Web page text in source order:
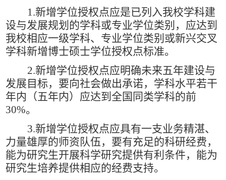
1.新增学位授权点应是已列入我校学科建
设与发展规划的学科或专业学位类别，应达到
我校相应一级学科、专业学位类别或新兴交叉
学科新增博士硕士学位授权点标准。
2.新增学位授权点应明确未来五年建设与
发展目标，要向社会做出承诺，学科水平若干
年内（五年内）应达到全国同类学科的前
30%。
3.新增学位授权点应具有一支业务精湛、
力量雄厚的师资队伍，要有充足的科研经费，
能为研究生开展科学研究提供有利条件，能为
研究生培养提供相应的经费支持。